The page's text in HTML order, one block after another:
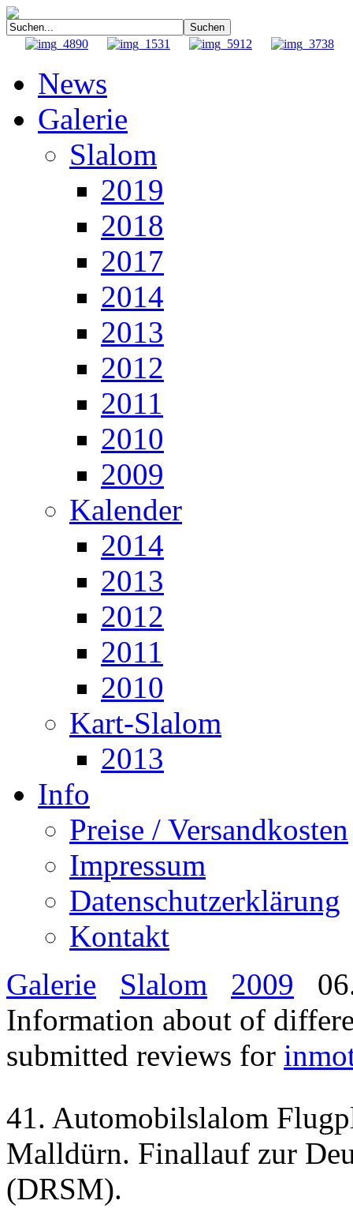
News
Galerie
Slalom
2019
2018
2017
2014
2013
2012
2011
2010
2009
Kalender
2014
2013
2012
2011
2010
Kart-Slalom
2013
Info
Preise / Versandkosten
Impressum
Datenschutzerklärung
Kontakt
Galerie
Slalom 2009
Information about of
submitted reviews for
41. Automobilslalom
Malldürn. Finallauf zur
(DRSM).